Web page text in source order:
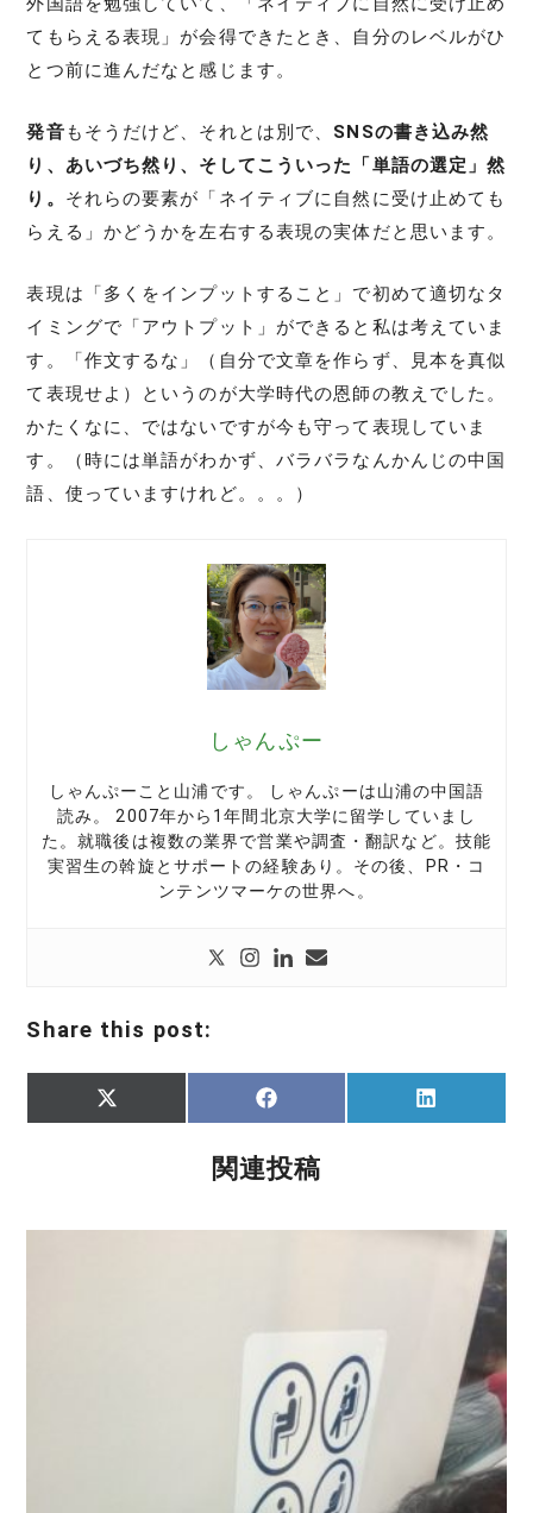
てもらえる表現」が会得できたとき、自分のレベルがひ
とつ前に進んだなと感じます。
発音 もそうだけど、それとは別で、 SNSの書き込み然
り、あいづち然り、そしてこういった「単語の選定」然
り。 それらの要素が「ネイティブに自然に受け止めても
らえる」かどうかを左右する表現の実体だと思います。
表現は「多くをインプットすること」で初めて適切なタ
イミングで「アウトプット」ができると私は考えていま
す。「作文するな」（自分で文章を作らず、見本を真似
て表現せよ）というのが大学時代の恩師の教えでした。
かたくなに、ではないですが今も守って表現していま
す。（時には単語がわかず、バラバラなんかんじの中国
語、使っていますけれど。。。）
しゃんぷー
しゃんぷーこと山浦です。 しゃんぷーは山浦の中国語
読み。 2007年から1年間北京大学に留学していまし
た。就職後は複数の業界で営業や調査・翻訳など。技能
実習生の斡旋とサポートの経験あり。その後、PR・コ
ンテンツマーケの世界へ。
Share this post:
Share
on
X
(
r
Share
on
F
a
b
o
Share
on
L
i
関連投稿